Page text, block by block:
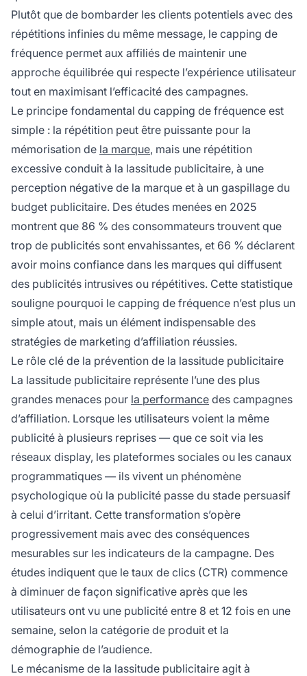
Plutôt que de bombarder les clients potentiels avec des
répétitions infinies du même message, le capping de
fréquence permet aux affiliés de maintenir une
approche équilibrée qui respecte l’expérience utilisateur
tout en maximisant l’efficacité des campagnes.
Le principe fondamental du capping de fréquence est
simple : la répétition peut être puissante pour la
mémorisation de la marque, mais une répétition
excessive conduit à la lassitude publicitaire, à une
perception négative de la marque et à un gaspillage du
budget publicitaire. Des études menées en 2025
montrent que 86 % des consommateurs trouvent que
trop de publicités sont envahissantes, et 66 % déclarent
avoir moins confiance dans les marques qui diffusent
des publicités intrusives ou répétitives. Cette statistique
souligne pourquoi le capping de fréquence n’est plus un
simple atout, mais un élément indispensable des
stratégies de marketing d’affiliation réussies.
Le rôle clé de la prévention de la lassitude publicitaire
La lassitude publicitaire représente l’une des plus
grandes menaces pour la performance des campagnes
d’affiliation. Lorsque les utilisateurs voient la même
publicité à plusieurs reprises — que ce soit via les
réseaux display, les plateformes sociales ou les canaux
programmatiques — ils vivent un phénomène
psychologique où la publicité passe du stade persuasif
à celui d’irritant. Cette transformation s’opère
progressivement mais avec des conséquences
mesurables sur les indicateurs de la campagne. Des
études indiquent que le taux de clics (CTR) commence
à diminuer de façon significative après que les
utilisateurs ont vu une publicité entre 8 et 12 fois en une
semaine, selon la catégorie de produit et la
démographie de l’audience.
Le mécanisme de la lassitude publicitaire agit à